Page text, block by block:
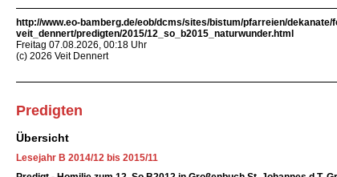
http://www.eo-bamberg.de/eob/dcms/sites/bistum/pfarreien/dekanate/
veit_dennert/predigten/2015/12_so_b2015_naturwunder.html
Freitag 07.08.2026, 00:18 Uhr
(c) 2026 Veit Dennert
Predigten
Übersicht
Lesejahr B 2014/12 bis 2015/11